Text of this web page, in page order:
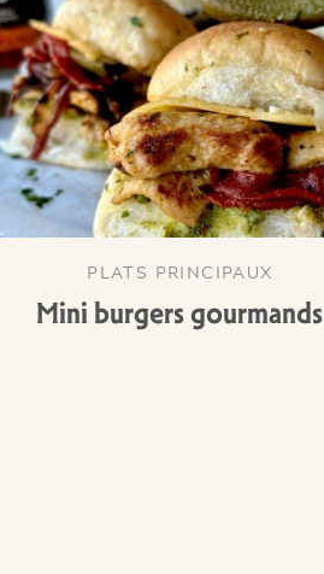
PLATS PRINCIPAUX
Mini burgers gourmands